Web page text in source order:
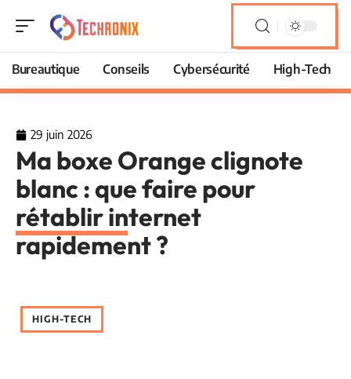
Bureautique Conseils Cybersécurité High-Tech
29 juin 2026
Ma boxe Orange clignote
blanc : que faire pour
rétablir internet
rapidement ?
HIGH-TECH